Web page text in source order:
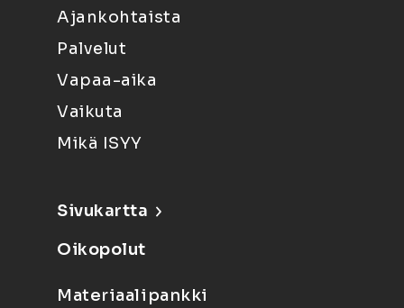
Ajankohtaista
Palvelut
Vapaa-aika
Vaikuta
Mikä ISYY
Sivukartta
Oikopolut
Materiaalipankki